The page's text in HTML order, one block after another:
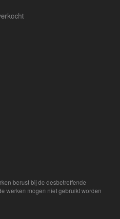
berust bij de desbetreffende
werken mogen niet gebruikt worden